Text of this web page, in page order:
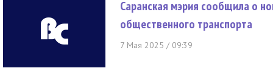
Саранская мэрия сообщила о
общественного транспорта
7 Мая 2025 / 09:39